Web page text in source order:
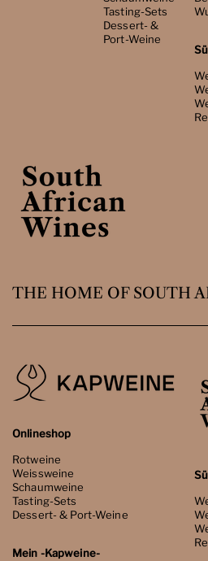
Tasting-Sets
Dessert- &
Port-Weine
THE HOME OF SOUTH
Onlineshop
Rotweine
Weissweine
Schaumweine
Tasting-Sets
Dessert- & Port-Weine
Mein -Kapweine-